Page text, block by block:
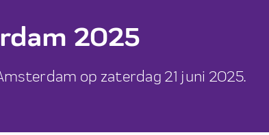
2025
op zaterdag 21 juni 2025.